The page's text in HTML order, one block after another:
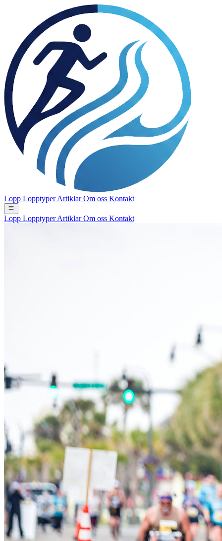
Lopp LopptyperArtiklarOm oss Kontakt
Lopp LopptyperArtiklarOm oss Kontakt